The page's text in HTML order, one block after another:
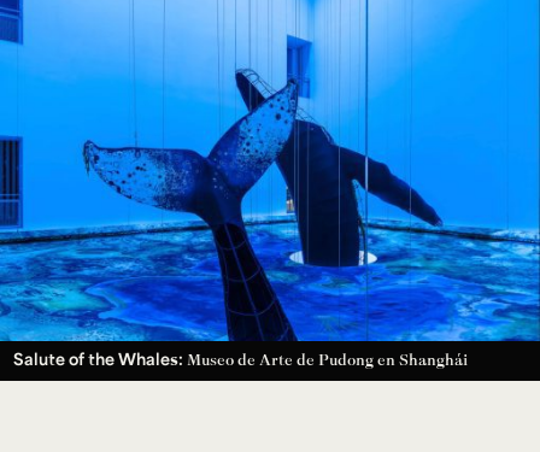
Salute of the Whales: Museo de Arte de Pudong en Shanghái